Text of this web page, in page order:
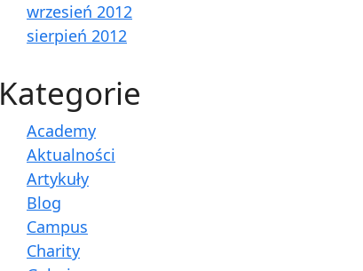
wrzesień 2012
sierpień 2012
Kategorie
Academy
Aktualności
Artykuły
Blog
Campus
Charity